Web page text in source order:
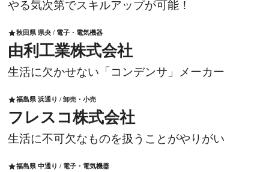
やる気次第でスキルアップが可能！
star秋田県 県央 / 電子・電気機器
由利工業株式会社
生活に欠かせない「コンデンサ」メーカー
star福島県 浜通り / 卸売・小売
フレスコ株式会社
生活に不可欠なものを扱うことがやりがい
star福島県 中通り / 電子・電気機器